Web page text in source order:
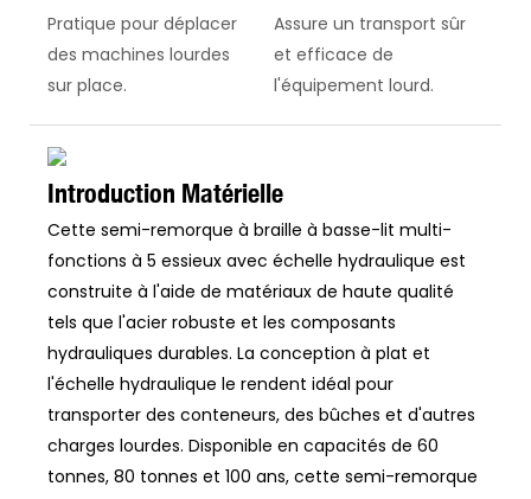
Pratique pour déplacer
des machines lourdes
sur place.
Assure un transport sûr
et efficace de
l'équipement lourd.
Introduction Matérielle
Cette semi-remorque à braille à basse-lit multi-
fonctions à 5 essieux avec échelle hydraulique est
construite à l'aide de matériaux de haute qualité
tels que l'acier robuste et les composants
hydrauliques durables. La conception à plat et
l'échelle hydraulique le rendent idéal pour
transporter des conteneurs, des bûches et d'autres
charges lourdes. Disponible en capacités de 60
tonnes, 80 tonnes et 100 ans, cette semi-remorque